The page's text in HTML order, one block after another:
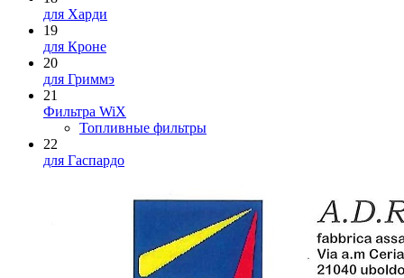
для Харди
19
для Кроне
20
для Гриммэ
21
Фильтра WiX
Топливные фильтры
22
для Гаспардо